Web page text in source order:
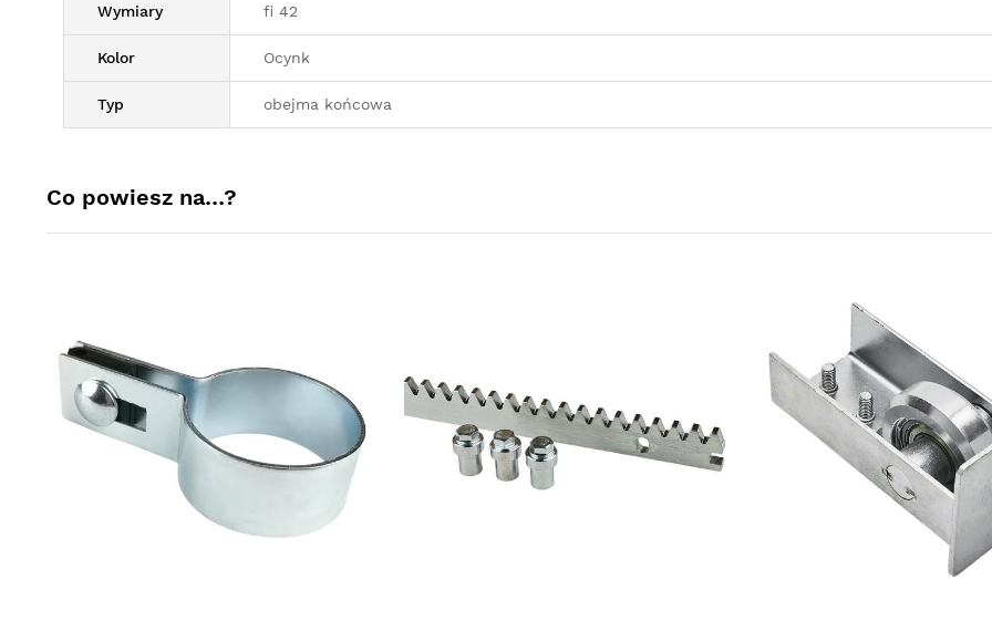
Wymiary fi 42
Kolor Ocynk
Typ obejma końcowa
Co powiesz na…?